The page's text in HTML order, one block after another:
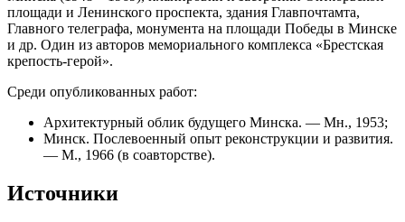
площади и Ленинского проспекта, здания Главпочтамта,
Главного телеграфа, монумента на площади Победы в Минске
и др. Один из авторов мемориального комплекса «Брестская
крепость-герой».
Среди опубликованных работ:
Архитектурный облик будущего Минска. — Мн., 1953;
Минск. Послевоенный опыт реконструкции и развития.
— М., 1966 (в соавторстве).
Источники